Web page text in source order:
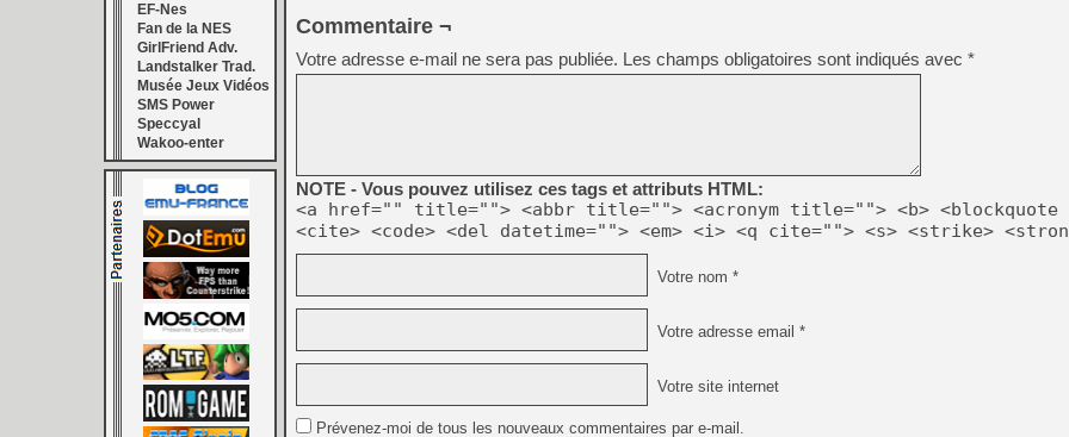
[Mo5] Deux inédits du
[GK] Le beat'em up The
[GK] Endless Legend 2 :
[LS] [PS5] Le WebKit
[GK] Oubliez Crazy Taxi,
[LS] [Switch] NSZ 5.0.0
[GK] No More Room in
[GK] Un chatbot Atelier
[GK] Mémoire cash -
[GK] Nvidia : le prix des
EF-Nes
Fan de la NES
GirlFriend Adv.
Landstalker Trad.
Musée Jeux Vidéos
SMS Power
Speccyal
Wakoo-enter
Commentaire ¬
Votre adresse e-mail ne sera pas publiée. Les champs obligatoires sont indiqués avec *
NOTE - Vous pouvez utilisez ces tags et attributs HTML:
<a href="" title=""> <abbr title=""> <acronym title=""> <b> <blockquote
<cite> <code> <del datetime=""> <em> <i> <q cite=""> <s> <strike>
Votre nom *
Votre adresse email *
Votre site internet
Prévenez-moi de tous les nouveaux commentaires par e-mail.